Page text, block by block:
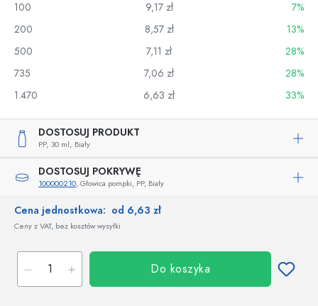
100
9,17 zł
7%
200
8,57 zł
13%
500
7,11 zł
28%
735
7,06 zł
28%
1.470
6,63 zł 33%
DOSTOSUJ PRODUKT
PP, 30 ml, Biały
DOSTOSUJ POKRYWĘ
100000210, Głowica pompki, PP, Biały
Cena jednostkowa: od 6,63 zł
Ceny z VAT, bez kosztów wysyłki
Do koszyka